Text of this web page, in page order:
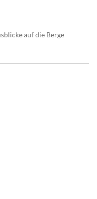
auf die Berge